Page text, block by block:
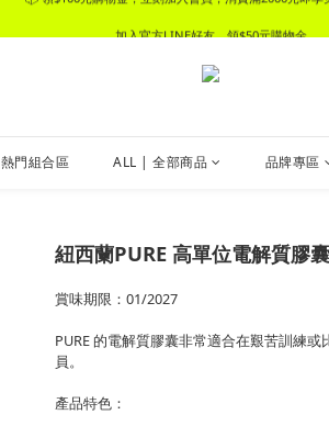
熱門組合區 ALL | 全部商品 品牌專區
紐西蘭PURE 高單位電解質膠
賞味期限：01/2027
PURE 的電解質膠囊非常適合在艱苦訓練
員。
產品特色：